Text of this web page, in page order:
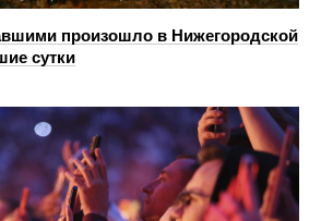
произошло в Нижегородской
сутки